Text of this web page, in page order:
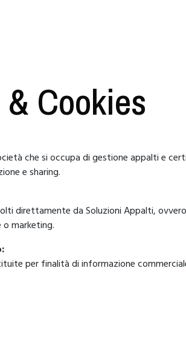
Cookies
che si occupa di gestione appalti e
e sharing.
direttamente da Soluzioni Appalti,
marketing.
per finalità di informazione